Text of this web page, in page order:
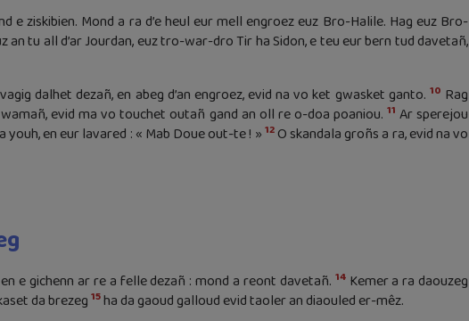
e ziskibien. Mond a ra d’e heul eur mell engroez euz Bro-Halile. Hag euz Bro-
an tu all d’ar Jourdan, euz tro-war-dro Tir ha Sidon, e teu eur bern tud davetañ,
dalhet dezañ, en abeg d’an engroez, evid na vo ket gwasket ganto. 10 Rag
evid ma vo touchet outañ gand an oll re o-doa poaniou. 11 Ar sperejou
youh, en eur lavared : « Mab Doue out-te ! » 12O skandala groñs a ra, evid na vo
e gichenn ar re a felle dezañ : mond a reont davetañ. 14Kemer a ra daouzeg
da brezeg 15ha da gaoud galloud evid taoler an diaouled er-mêz.